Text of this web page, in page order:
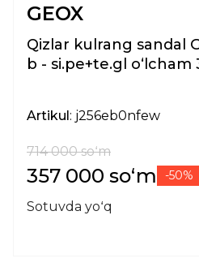
GEOX
Qizlar kulrang sandal
b - si.pe+te.gl oʻlcham
Artikul: j256eb0nfew
714 000 soʻm
357 000 soʻm -50%
Sotuvda yoʻq